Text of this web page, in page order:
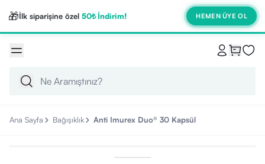
🎁İlk siparişine özel 50₺ İndirim! HEMEN ÜYE OL
Ana Sayfa Bağışıklık Anti Imurex Duo® 30 Kapsül